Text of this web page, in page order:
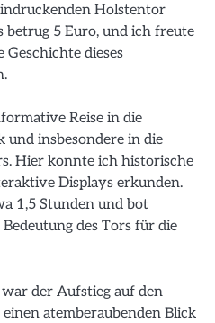
Holstentor
5 Euro, und ich freute
Geschichte dieses
Reise in die
und insbesondere in die
Hier konnte ich historische
Displays erkunden.
1,5 Stunden und bot
des Tors für die
der Aufstieg auf den
atemberaubenden Blick